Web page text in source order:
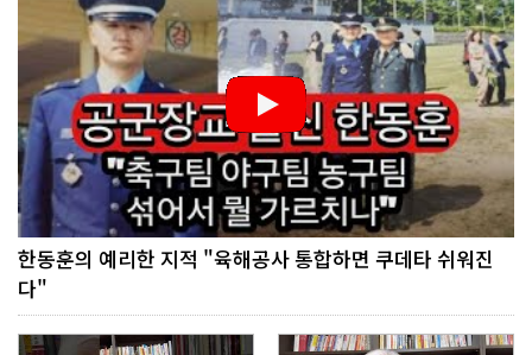
한동훈의 예리한 지적 "육해공사 통합하면 쿠데타 쉬워진
다"